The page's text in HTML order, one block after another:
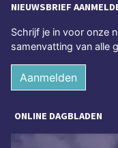
NIEUWSBRIEF
Schrijf je in voor onze
samenvatting van alle
Aanmelden
ONLINE DAGBLADEN